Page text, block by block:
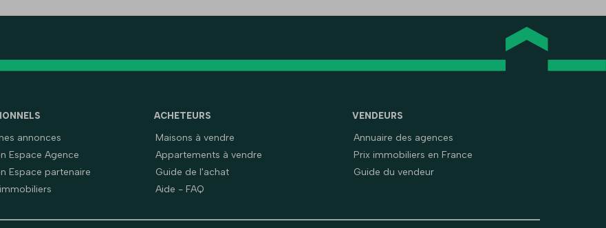
annonces
Espace Agence
Espace partenaire
ACHETEURS
Maisons à vendre
Appartements à vendre
Guide de l'achat
Aide - FAQ
VENDEURS
Annuaire des agences
Prix immobiliers en France
Guide du vendeur